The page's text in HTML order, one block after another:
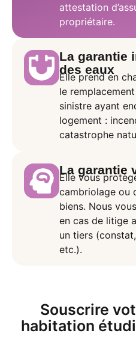
attestation
propriétaire.
La garantie
des eaux
Elle prend en
le
sinistre ayant
logement :
catastrophe
La garantie
Elle vous
cambriolage ou
biens. Nous
en cas de litige
un tiers
etc.).
Souscrire
habitation